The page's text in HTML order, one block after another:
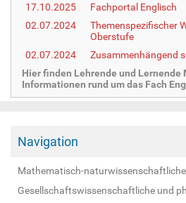
:
17.10.2025
Fachportal Englisch
02.07.2024
Themenspezifischer
Oberstufe
02.07.2024
Zusammenhängend
Hier finden Lehrende und Lernende
Informationen rund um das Fach
Navigation
Mathematisch-
Gesellschaftswissenschaftliche und